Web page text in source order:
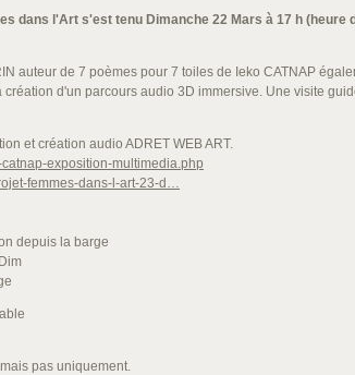
dans l'Art s'est tenu Dimanche 22 Mars à 17 h
auteur de 7 poèmes pour 7 toiles de Ieko CATNAP
d'un parcours audio 3D immersive. Une visite
et création audio ADRET WEB ART.
exposition-multimedia.php
femmes-dans-l-art-23-d…
depuis la barge
pas uniquement.